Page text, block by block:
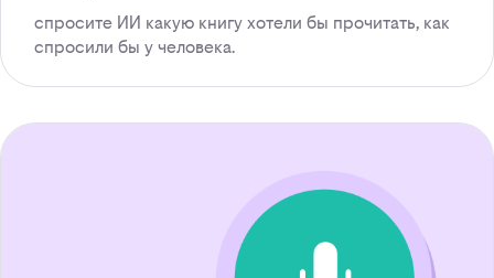
спросите ИИ какую книгу хотели бы прочитать, как
спросили бы у человека.